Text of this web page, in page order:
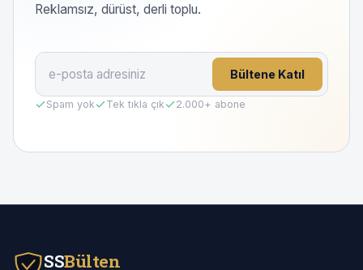
Reklamsız, dürüst, derli toplu.
Bültene Katıl
Spam yok Tek tıkla çık 2.000+ abone
SSBülten